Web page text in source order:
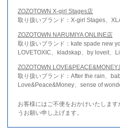
ZOZOTOWN X-girl Stages店
取り扱いブランド：X-girl Stages、
ZOZOTOWN NARUMIYA ONLINE店
取り扱いブランド：kate spade new
LOVETOXIC、kladskap、by loveit、
ZOZOTOWN LOVE&PEACE&MONEY
取り扱いブランド：After the rain、
Love&Peace&Money、sense of
お客様にはご不便をおかけいたしま
うお願い申し上げます。